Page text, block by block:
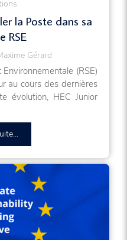
la Poste dans sa
RSE
Gérard
(RSE)
au cours des dernières
évolution, HEC Junior